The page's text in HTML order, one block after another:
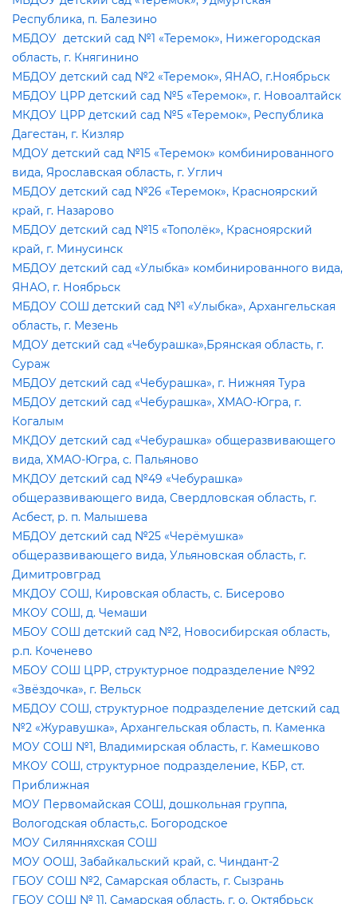
Республика, п. Балезино
МБДОУ детский сад №1 «Теремок», Нижегородская
область, г. Княгинино
МБДОУ детский сад №2 «Теремок», ЯНАО, г.Ноябрьск
МБДОУ ЦРР детский сад №5 «Теремок», г. Новоалтайск
МКДОУ ЦРР детский сад №5 «Теремок», Республика
Дагестан, г. Кизляр
МДОУ детский сад №15 «Теремок» комбинированного
ида, Ярославская область, г. Углич
МБДОУ детский сад №26 «Теремок», Красноярский
край, г. Назарово
МБДОУ детский сад №15 «Тополёк», Красноярский
край, г. Минусинск
МБДОУ детский сад «Улыбка» комбинированного вида,
ЯНАО, г. Ноябрьск
МБДОУ СОШ детский сад №1 «Улыбка», Архангельская
область, г. Мезень
МДОУ детский сад «Чебурашка»,Брянская область, г.
Сураж
МБДОУ детский сад «Чебурашка», г. Нижняя Тура
МБДОУ детский сад «Чебурашка», ХМАО-Югра, г.
Когалым
МКДОУ детский сад «Чебурашка» общеразвивающего
ида, ХМАО-Югра, с. Пальяново
МКДОУ детский сад №49 «Чебурашка»
общеразвивающего вида, Свердловская область, г.
Асбест, р. п. Малышева
МБДОУ детский сад №25 «Черёмушка»
общеразвивающего вида, Ульяновская область, г.
Димитровград
МКДОУ СОШ, Кировская область, с. Бисерово
МКОУ СОШ, д. Чемаши
МБОУ СОШ детский сад №2, Новосибирская область,
р.п. Коченево
МБОУ СОШ ЦРР, структурное подразделение №92
«Звёздочка», г. Вельск
МБДОУ СОШ, структурное подразделение детский сад
№2 «Журавушка», Архангельская область, п. Каменка
МОУ СОШ №1, Владимирская область, г. Камешково
МКОУ СОШ, структурное подразделение, КБР, ст.
Приближная
МОУ Первомайская СОШ, дошкольная группа,
ологодская область,с. Богородское
МОУ Силянняхская СОШ
МОУ ООШ, Забайкальский край, с. Чиндант-2
ГБОУ СОШ №2, Самарская область, г. Сызрань
ГБОУ СОШ № 11, Самарская область, г. о. Октябрьск